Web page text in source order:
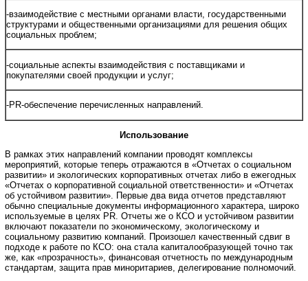
-взаимодействие с местными органами власти, государственными
структурами и общественными организациями для решения общих
социальных проблем;
-социальные аспекты взаимодействия с поставщиками и
покупателями своей продукции и услуг;
-PR-обеспечение перечисленных направлений.
Использование
В рамках этих направлений компании проводят комплексы
мероприятий, которые теперь отражаются в «Отчетах о социальном
развитии» и экологических корпоративных отчетах либо в ежегодных
«Отчетах о корпоративной социальной ответственности» и «Отчетах
об устойчивом развитии». Первые два вида отчетов представляют
обычно специальные документы информационного характера, широко
используемые в целях PR. Отчеты же о КСО и устойчивом развитии
включают показатели по экономическому, экологическому и
социальному развитию компаний. Произошел качественный сдвиг в
подходе к работе по КСО: она стала капиталообразующей точно так
же, как «прозрачность», финансовая отчетность по международным
стандартам, защита прав миноритариев, делегирование полномочий.